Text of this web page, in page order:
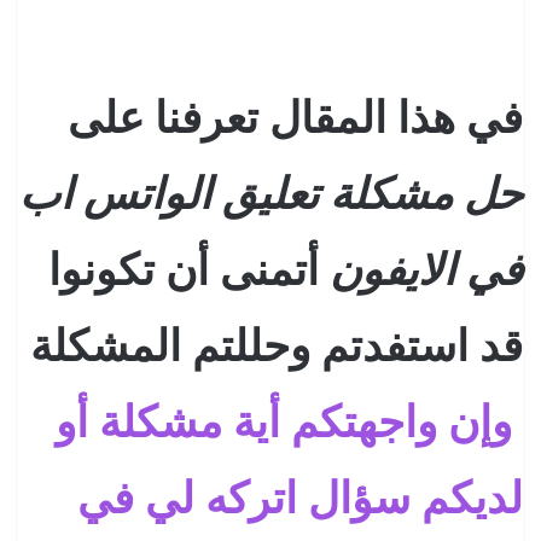
في هذا المقال تعرفنا على
حل مشكلة تعليق الواتس اب
في الايفون أتمنى أن تكونوا
قد استفدتم وحللتم المشكلة
وإن واجهتكم أية مشكلة أو
لديكم سؤال اتركه لي في